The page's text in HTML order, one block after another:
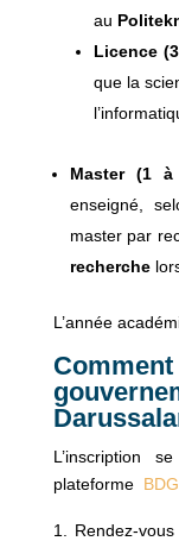
au
Licence
que la
Master (1
enseigné,
master par
recherche
L’année
L’inscription
plateforme